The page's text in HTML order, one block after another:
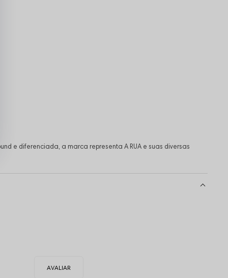
e diferenciada, a marca representa A RUA e suas diversas